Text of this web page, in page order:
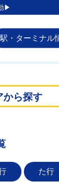
▶︎
駅・ターミナル
から探す
た行